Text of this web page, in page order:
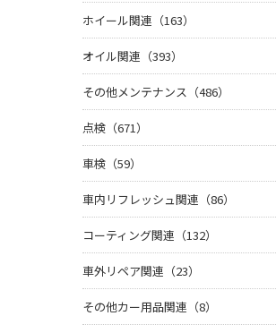
ホイール関連（163）
オイル関連（393）
その他メンテナンス（486）
点検（671）
車検（59）
車内リフレッシュ関連（86）
コーティング関連（132）
車外リペア関連（23）
その他カー用品関連（8）